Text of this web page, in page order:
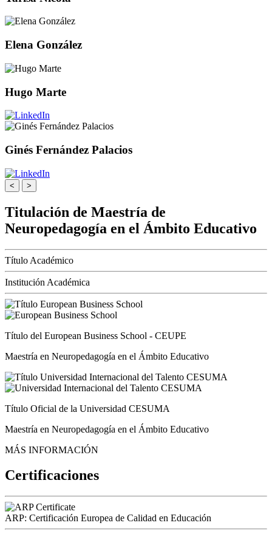
Elena González
Hugo Marte
Ginés Fernández Palacios
< >
Titulación de Maestría de
Neuropedagogía en el Ámbito Educativo
Título Académico
Institución Académica
Título del European Business School - CEUPE
Maestría en Neuropedagogía en el Ámbito Educativo
Título Oficial de la Universidad CESUMA
Maestría en Neuropedagogía en el Ámbito Educativo
MÁS INFORMACIÓN
Certificaciones
ARP: Certificación Europea de Calidad en Educación